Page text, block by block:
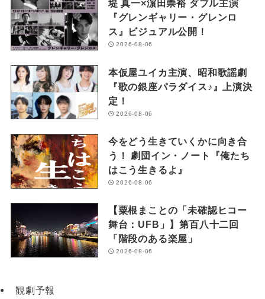
堤 真一×濵田崇裕 ダブル主演
『グレンギャリー・グレンロ
ス』ビジュアル公開！
2026-08-06
本仮屋ユイカ主演、昭和歌謡劇
『歌の銀座パラダイス♪』上演決
定！
2026-08-06
今をどう生きていくかに向き合
う！ 劇団イン・ノート『俺たち
はこう生きるよ』
2026-08-06
【粟根まことの「未確認ヒコー
舞台：UFB」】第百八十二回
「階段のある楽屋」
2026-08-06
観劇予報